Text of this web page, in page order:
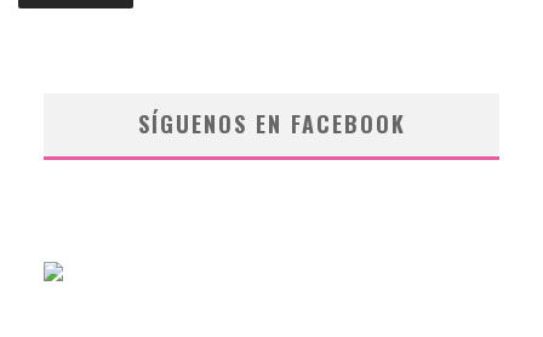
SÍGUENOS EN FACEBOOK